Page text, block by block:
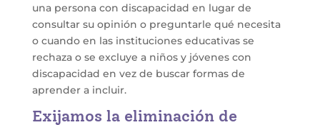
una persona con discapacidad en lugar de
consultar su opinión o preguntarle qué necesita
o cuando en las instituciones educativas se
rechaza o se excluye a niños y jóvenes con
discapacidad en vez de buscar formas de
aprender a incluir.
Exijamos la eliminación de